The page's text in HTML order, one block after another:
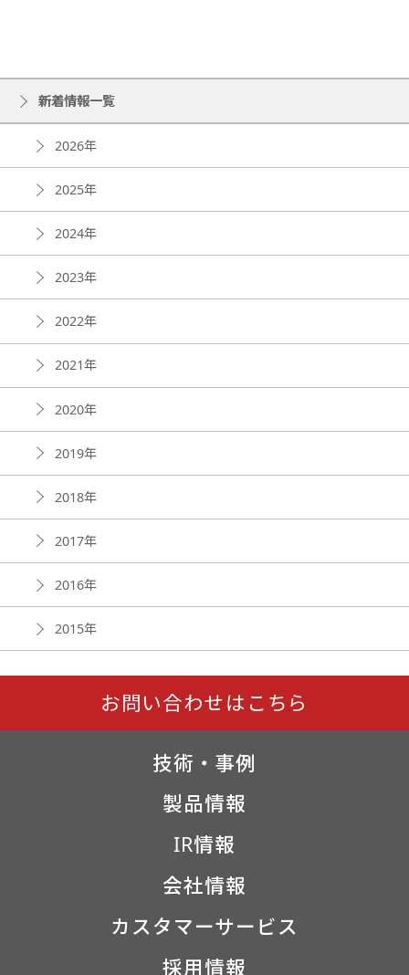
新着情報一覧
2026年
2025年
2024年
2023年
2022年
2021年
2020年
2019年
2018年
2017年
2016年
2015年
お問い合わせはこちら
技術・事例
製品情報
IR情報
会社情報
カスタマーサービス
採用情報